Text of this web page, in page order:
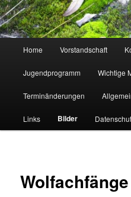
Home Vorstandschaft
Jugendprogramm Wichtige
Terminänderungen
Links Bilder